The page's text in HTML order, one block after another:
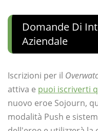
Domande Di
Aziendale
Iscrizioni per il
attiva e puoi iscriverti
nuovo eroe Sojourn,
modalità Push e